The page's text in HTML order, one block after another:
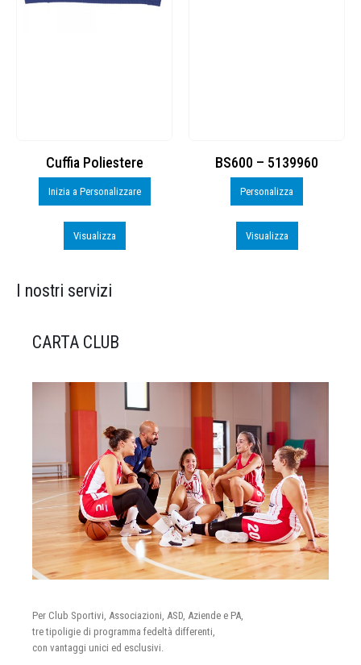
Cuffia Poliestere
Inizia a Personalizzare
Visualizza
BS600 – 5139960
Personalizza
Visualizza
I nostri servizi
CARTA CLUB
Per Club Sportivi, Associazioni, ASD, Aziende e PA,
tre tipoligie di programma fedeltà differenti,
con vantaggi unici ed esclusivi.